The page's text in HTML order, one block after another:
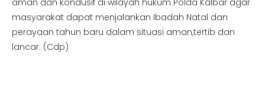
aman dan kondusif di wilayah hukum Polda Kalbar agar
masyarakat dapat menjalankan Ibadah Natal dan
perayaan tahun baru dalam situasi aman,tertib dan
lancar. (Cdp)